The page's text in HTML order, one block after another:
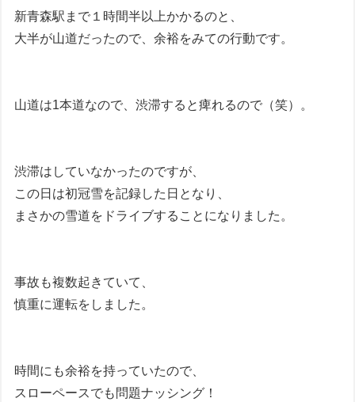
新青森駅まで１時間半以上かかるのと、
大半が山道だったので、余裕をみての行動です。
山道は1本道なので、渋滞すると痺れるので（笑）。
渋滞はしていなかったのですが、
この日は初冠雪を記録した日となり、
まさかの雪道をドライブすることになりました。
事故も複数起きていて、
慎重に運転をしました。
時間にも余裕を持っていたので、
スローペースでも問題ナッシング！